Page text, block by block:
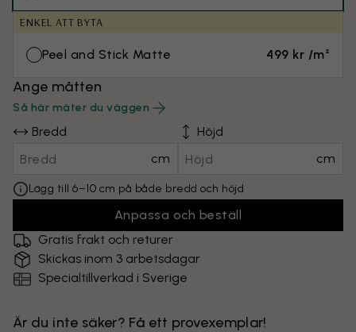
ENKEL ATT BYTA
Peel and Stick Matte 499 kr /m²
Ange måtten
Så här mäter du väggen
Bredd
cm
Höjd
cm
Lägg till 6–10 cm på både bredd och höjd
Anpassa och beställ
Gratis frakt och returer
Skickas inom 3 arbetsdagar
Specialtillverkad i Sverige
Är du inte säker? Få ett provexemplar!